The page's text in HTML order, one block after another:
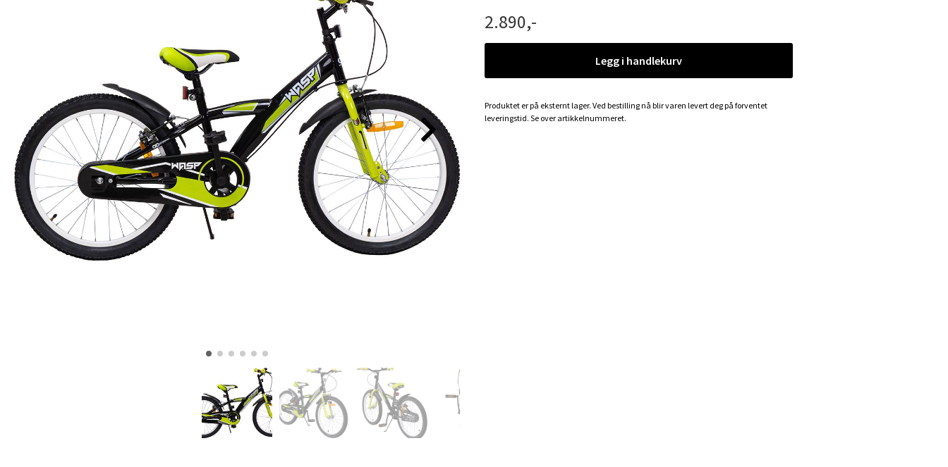
2.890,-
Legg i handlekurv
Produktet er på eksternt lager. Ved bestilling nå blir varen levert deg på forventet
leveringstid. Se over artikkelnummeret.